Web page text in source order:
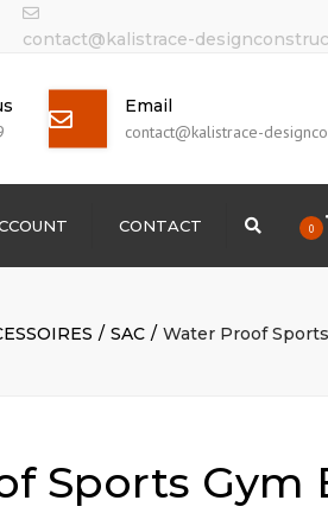
contact@kalistrace-
Email
contact@kalistrace-
CONTACT Search 0
SAC Water Proof
Sports Gym